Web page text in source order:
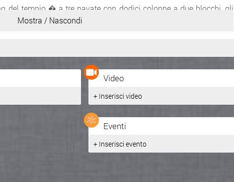
del tempio � a tre navate con dodici colonne a due blocchi, gli
valore artistico attribuite allo Zoppo di Gangi e alla scuola
realizzato dal Valenti. Entrando sulla sinistra si
Madonna del Riposo, S. Giuseppe, l'Immacolata, ex altare del
il Battistero, S. Michele Arcangelo, Addolorata, S. Antonio, S.
Inserito daAlfredo Petralia
Mostra / Nascondi
Video
+ Inserisci video
Eventi
+ Inserisci evento